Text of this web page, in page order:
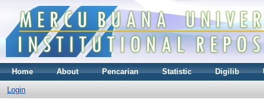
Home About Pencarian Statistic Digilib
Login